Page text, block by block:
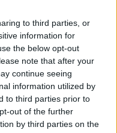
to third parties, or
information for
the below opt-out
note that after your
continue seeing
information utilized by
to third parties prior to
out of the further
by third parties on the